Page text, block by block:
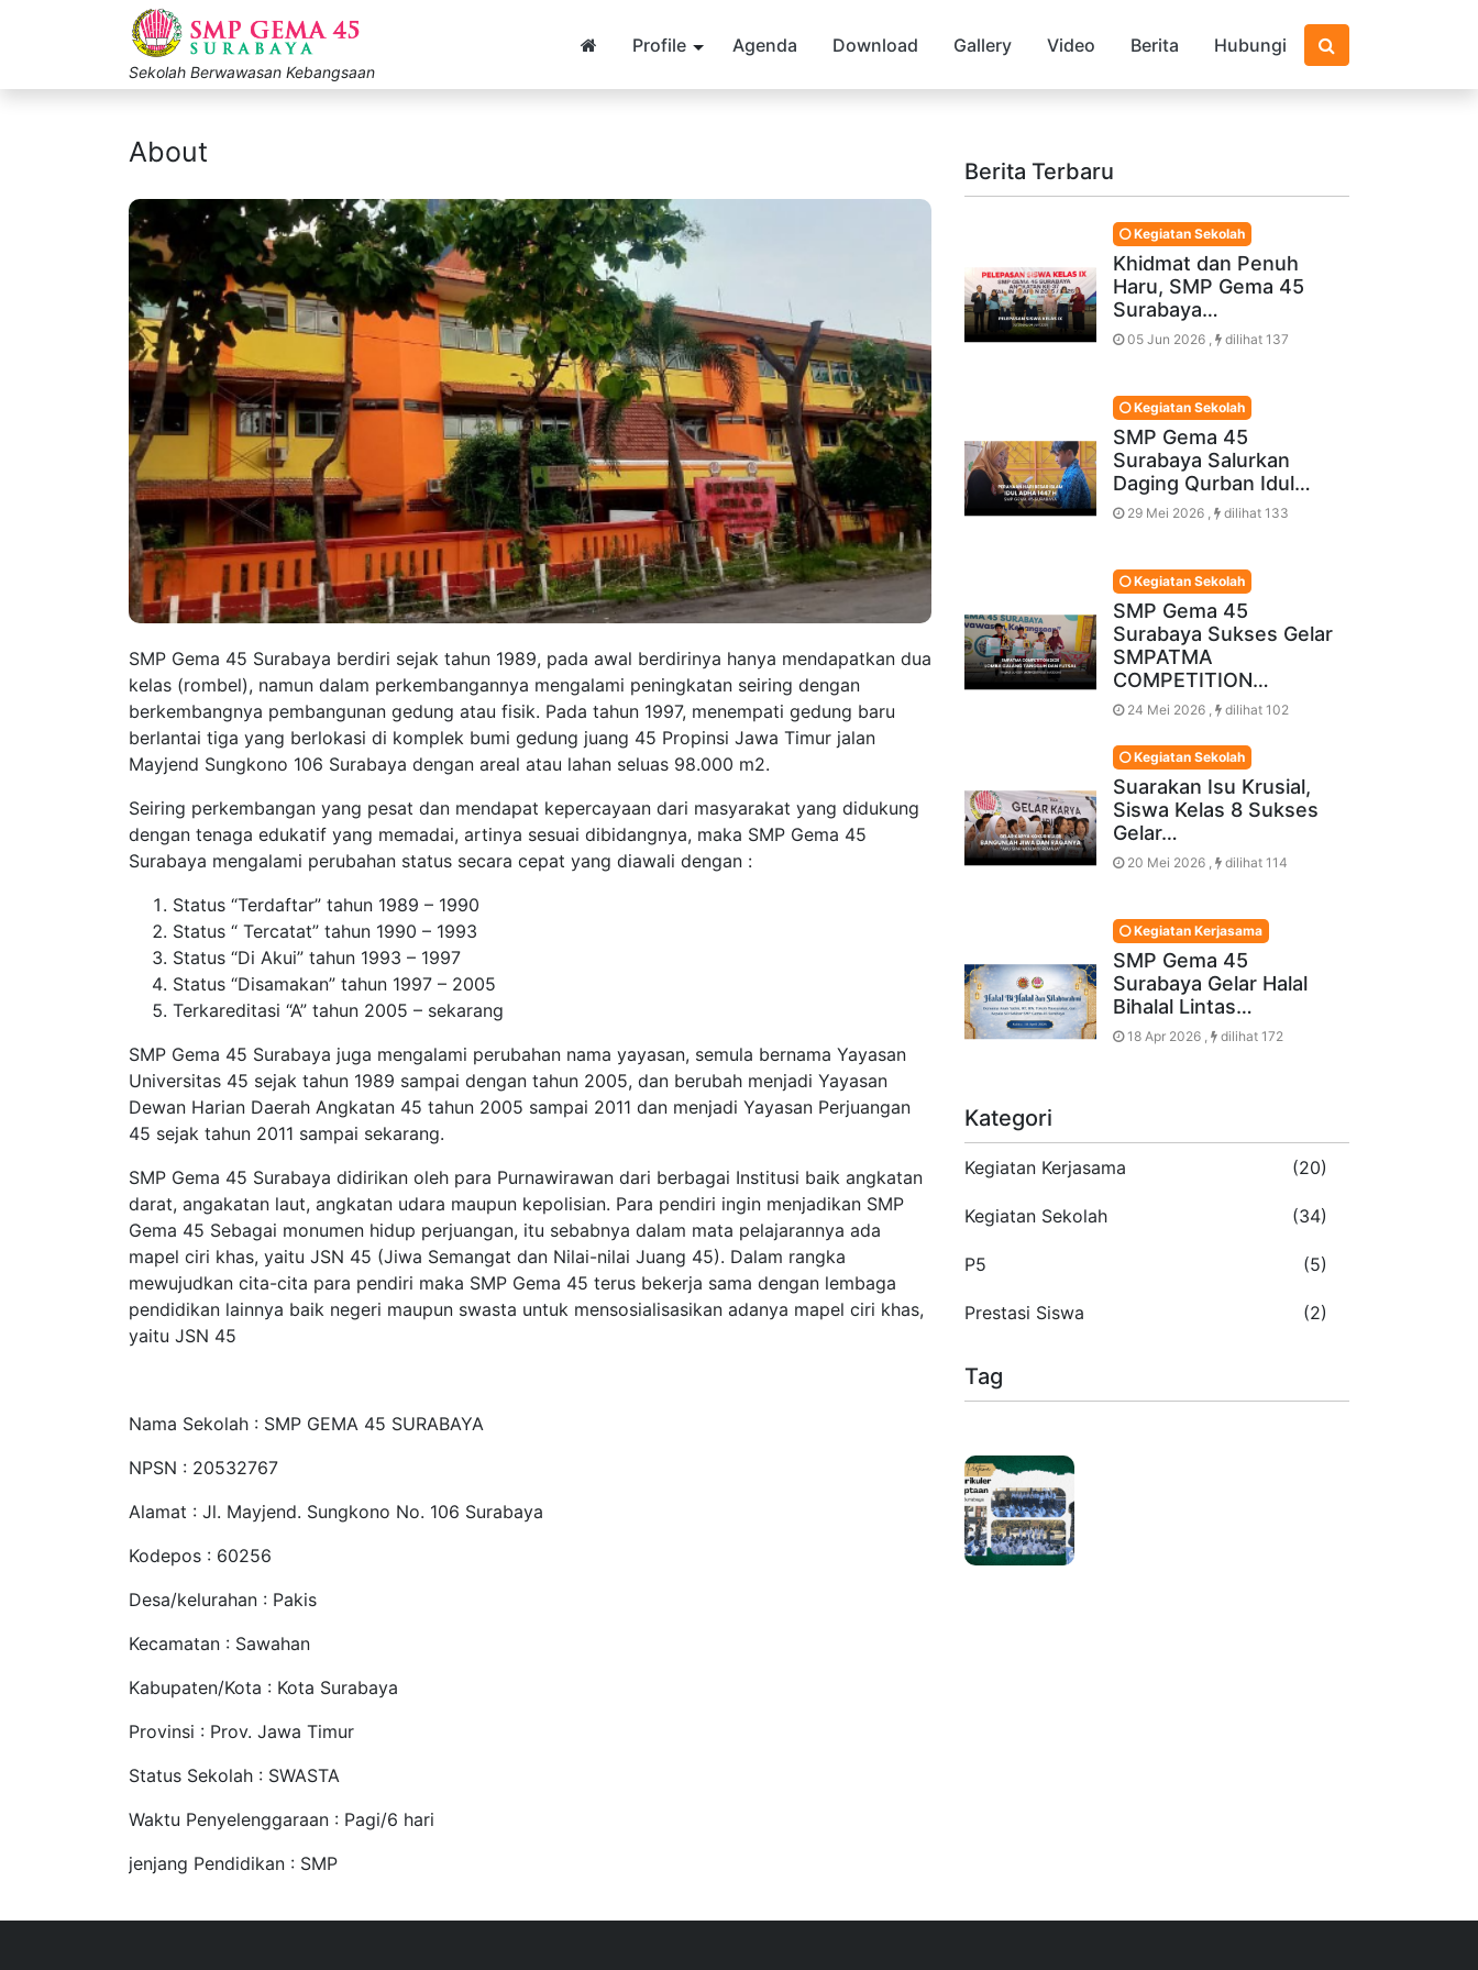
Sekolah Berwawasan Kebangsaan
Profile Agenda Download Gallery Video Berita Hubungi
About
SMP Gema 45 Surabaya berdiri sejak tahun 1989, pada awal berdirinya hanya mendapatkan dua
kelas (rombel), namun dalam perkembangannya mengalami peningkatan seiring dengan
berkembangnya pembangunan gedung atau fisik. Pada tahun 1997, menempati gedung baru
berlantai tiga yang berlokasi di komplek bumi gedung juang 45 Propinsi Jawa Timur jalan
Mayjend Sungkono 106 Surabaya dengan areal atau lahan seluas 98.000 m2.
Seiring perkembangan yang pesat dan mendapat kepercayaan dari masyarakat yang didukung
dengan tenaga edukatif yang memadai, artinya sesuai dibidangnya, maka SMP Gema 45
Surabaya mengalami perubahan status secara cepat yang diawali dengan :
Status “Terdaftar” tahun 1989 – 1990
Status “ Tercatat” tahun 1990 – 1993
Status “Di Akui” tahun 1993 – 1997
Status “Disamakan” tahun 1997 – 2005
Terkareditasi “A” tahun 2005 – sekarang
SMP Gema 45 Surabaya juga mengalami perubahan nama yayasan, semula bernama Yayasan
Universitas 45 sejak tahun 1989 sampai dengan tahun 2005, dan berubah menjadi Yayasan
Dewan Harian Daerah Angkatan 45 tahun 2005 sampai 2011 dan menjadi Yayasan Perjuangan
45 sejak tahun 2011 sampai sekarang.
SMP Gema 45 Surabaya didirikan oleh para Purnawirawan dari berbagai Institusi baik angkatan
darat, angakatan laut, angkatan udara maupun kepolisian. Para pendiri ingin menjadikan SMP
Gema 45 Sebagai monumen hidup perjuangan, itu sebabnya dalam mata pelajarannya ada
mapel ciri khas, yaitu JSN 45 (Jiwa Semangat dan Nilai-nilai Juang 45). Dalam rangka
mewujudkan cita-cita para pendiri maka SMP Gema 45 terus bekerja sama dengan lembaga
pendidikan lainnya baik negeri maupun swasta untuk mensosialisasikan adanya mapel ciri khas,
yaitu JSN 45
Nama Sekolah : SMP GEMA 45 SURABAYA
NPSN : 20532767
Alamat : Jl. Mayjend. Sungkono No. 106 Surabaya
Kodepos : 60256
Desa/kelurahan : Pakis
Kecamatan : Sawahan
Kabupaten/Kota : Kota Surabaya
Provinsi : Prov. Jawa Timur
Status Sekolah : SWASTA
Waktu Penyelenggaraan : Pagi/6 hari
jenjang Pendidikan : SMP
Berita Terbaru
Kegiatan Sekolah
Khidmat dan Penuh
Haru, SMP Gema 45
Surabaya…
05 Jun 2026 , dilihat 137
Kegiatan Sekolah
SMP Gema 45
Surabaya Salurkan
Daging Qurban Idul…
29 Mei 2026 , dilihat 133
Kegiatan Sekolah
SMP Gema 45
Surabaya Sukses Gelar
SMPATMA
COMPETITION…
24 Mei 2026 , dilihat 102
Kegiatan Sekolah
Suarakan Isu Krusial,
Siswa Kelas 8 Sukses
Gelar…
20 Mei 2026 , dilihat 114
Kegiatan Kerjasama
SMP Gema 45
Surabaya Gelar Halal
Bihalal Lintas…
18 Apr 2026 , dilihat 172
Kategori
Kegiatan Kerjasama (20)
Kegiatan Sekolah (34)
P5 (5)
Prestasi Siswa (2)
Tag